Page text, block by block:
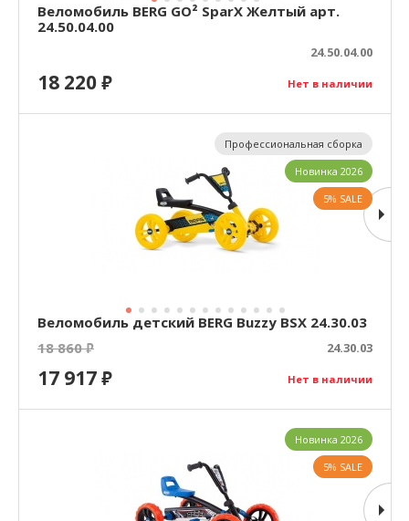
Веломобиль BERG GO² SparX Желтый арт.
24.50.04.00
24.50.04.00
Нет в наличии
18 220₽
Веломобиль детский BERG Buzzy BSX 24.30.03
18 860₽ 24.30.03
Нет в наличии
17 917₽
Профессиональная сборка
Новинка 2026
5% SALE
Новинка 2026
5% SALE